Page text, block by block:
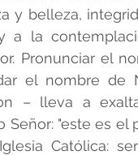
y belleza,
a la
Pronunciar el
el nombre de
– lleva a
Señor: "este es
Católica: